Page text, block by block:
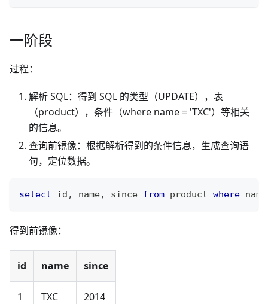
一阶段
过程：
解析 SQL：得到 SQL 的类型（UPDATE），表
（product），条件（where name = 'TXC'）等相关
的信息。
查询前镜像：根据解析得到的条件信息，生成查询语
句，定位数据。
select id , name, since from product where
得到前镜像：
id name since
1 TXC 2014